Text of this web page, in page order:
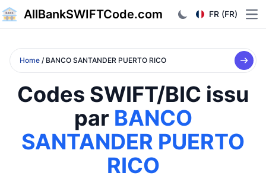
AllBankSWIFTCode.com FR (FR)
Home / BANCO SANTANDER PUERTO RICO
Codes SWIFT/BIC issu
par BANCO
SANTANDER PUERTO
RICO